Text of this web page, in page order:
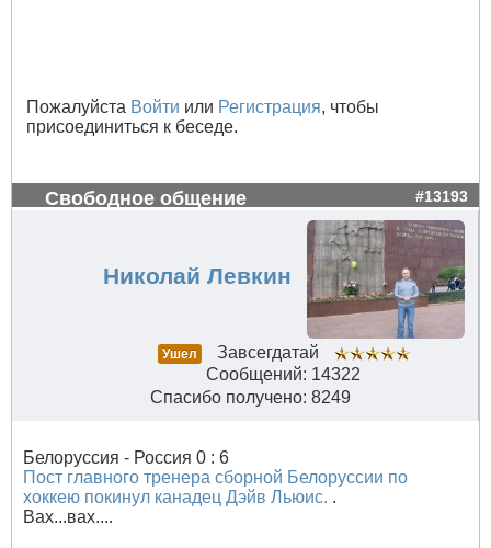
Пожалуйста Войти или Регистрация, чтобы
присоединиться к беседе.
Свободное общение #13193
Николай Левкин
Ушел
Завсегдатай
Сообщений: 14322
Спасибо получено: 8249
Белоруссия - Россия 0 : 6
Пост главного тренера сборной Белоруссии по
хоккею покинул канадец Дэйв Льюис. .
Вах...вах....